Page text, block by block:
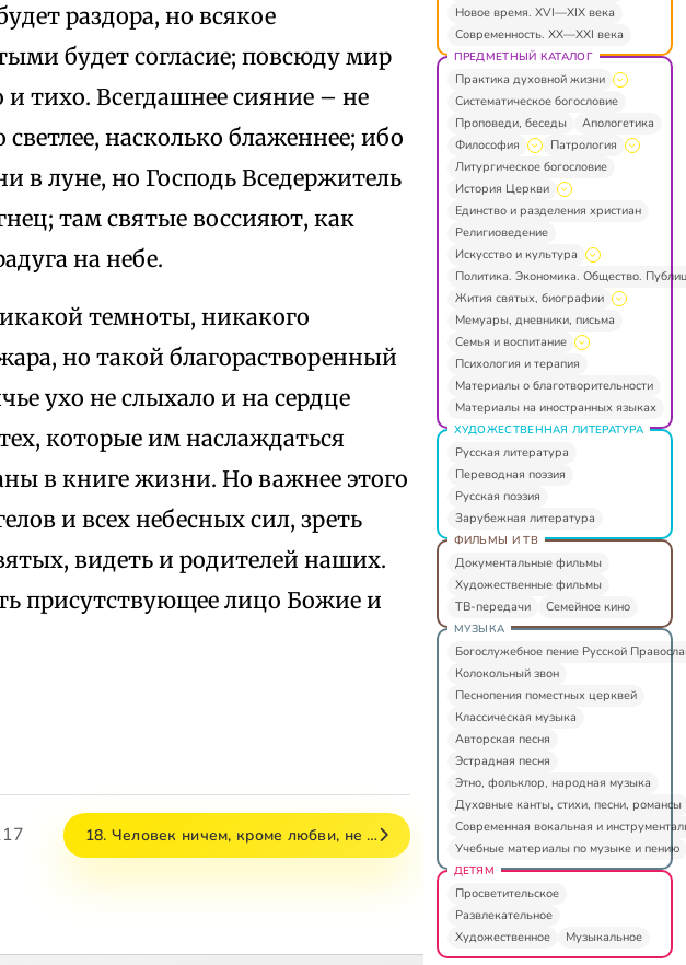
раздора, но всякое
будет согласие; повсюду мир
и тихо. Всегдашнее сияние – не
насколько блаженнее; ибо
в луне, но Господь Вседержитель
там святые воссияют, как
на небе.
темноты, никакого
но такой благорастворенный
ухо не слыхало и на сердце
которые им наслаждаться
в книге жизни. Но важнее этого
и всех небесных сил, зреть
видеть и родителей наших.
присутствующее лицо Божие и
18. Человек ничем, кроме любви, не …
Новое время. XVI—XIX века
Современность. XX—XXI века
ПРЕДМЕТНЫЙ КАТАЛОГ
Практика духовной жизни
Систематическое богословие
Проповеди, беседы
Апологетика
Философия
Патрология
Литургическое богословие
История Церкви
Единство и разделения христиан
Религиоведение
Искусство и культура
Политика. Экономика. Общество.
Жития святых, биографии
Мемуары, дневники, письма
Семья и воспитание
Психология и терапия
Материалы о благотворительности
Материалы на иностранных языках
ХУДОЖЕСТВЕННАЯ ЛИТЕРАТУРА
Русская литература
Переводная поэзия
Русская поэзия
Зарубежная литература
ФИЛЬМЫ И ТВ
Документальные фильмы
Художественные фильмы
ТВ-передачи
Семейное кино
МУЗЫКА
Богослужебное пение Русской
Колокольный звон
Песнопения поместных церквей
Классическая музыка
Авторская песня
Эстрадная песня
Этно, фольклор, народная музыка
Духовные канты, стихи, песни, романсы
Современная вокальная и
Учебные материалы по музыке и пению
ДЕТЯМ
Просветительское
Развлекательное
Художественное
Музыкальное